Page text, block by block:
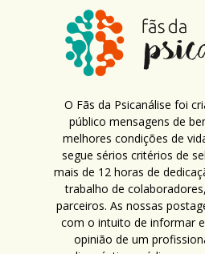
O Fãs da Psicanálise foi
público mensagens de
melhores condições de
segue sérios critérios de
mais de 12 horas de
trabalho de
parceiros. As nossas
com o intuito de informar
opinião de um